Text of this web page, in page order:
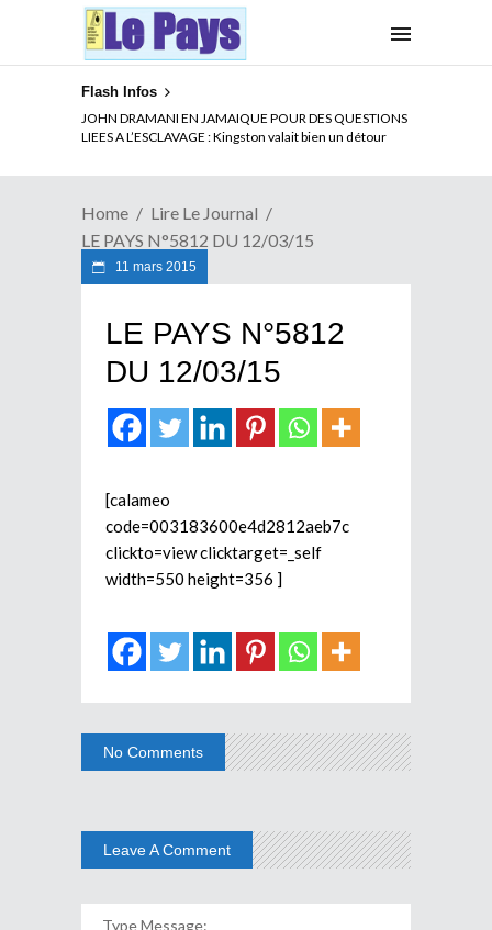
Flash Infos
JOHN DRAMANI EN JAMAIQUE POUR DES QUESTIONS
LIEES A L’ESCLAVAGE : Kingston valait bien un détour
Home
Lire Le Journal
LE PAYS N°5812 DU 12/03/15
11 mars 2015
LE PAYS N°5812
DU 12/03/15
[calameo
code=003183600e4d2812aeb7c
clickto=view clicktarget=_self
width=550 height=356 ]
No Comments
Leave A Comment